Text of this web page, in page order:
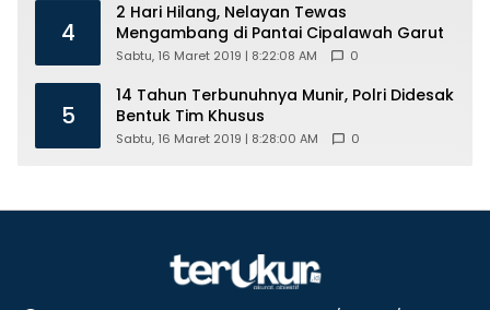
4
2 Hari Hilang, Nelayan Tewas
Mengambang di Pantai Cipalawah Garut
Sabtu, 16 Maret 2019 | 8:22:08 AM 0
5
14 Tahun Terbunuhnya Munir, Polri Didesak
Bentuk Tim Khusus
Sabtu, 16 Maret 2019 | 8:28:00 AM 0